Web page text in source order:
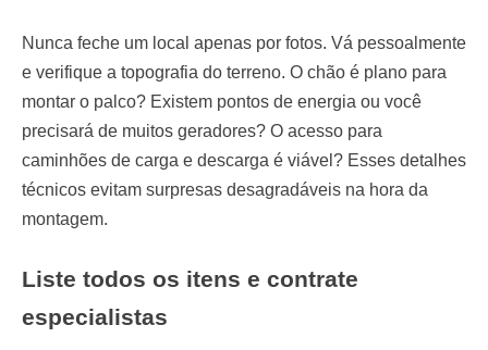
Nunca feche um local apenas por fotos. Vá pessoalmente
e verifique a topografia do terreno. O chão é plano para
montar o palco? Existem pontos de energia ou você
precisará de muitos geradores? O acesso para
caminhões de carga e descarga é viável? Esses detalhes
técnicos evitam surpresas desagradáveis na hora da
montagem.
Liste todos os itens e contrate
especialistas